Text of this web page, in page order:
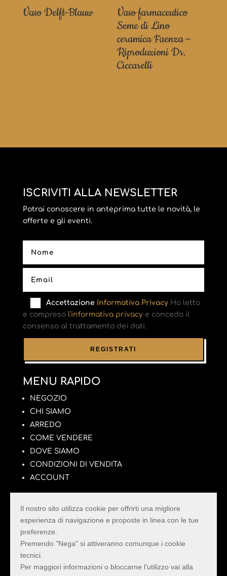
Vaso Delft-Blauw
Vaso farmaceutico
Seme di Lino
ceramica Faenza –
Riproduzioni Dr.
Ciccarelli
ISCRIVITI ALLA NEWSLETTER
Potrai conoscere in anteprima tutte le novità, le
offerte e gli eventi.
Accettazione Informativa PrivacyHo letto
e compreso l'informativa privacye concedo il
consenso al trattamento dei dati.
MENU RAPIDO
NEGOZIO
CHI SIAMO
ARREDO
COME VENDERE
DOVE SIAMO
CONDIZIONI DI VENDITA
ACCOUNT
La Pulce con il Tarlo
Il Mercatino dell’Usato della Provincia di Rimini
Il nostro sito utilizza cookie per offrirti una migliore
esperienza di navigazione e proposte in linea con le tue
preferenze.
Premendo "Nega" si attiveranno comunque i cookie
tecnici.
Per maggiori informazioni o bloccarne l'utilizzo vai alla